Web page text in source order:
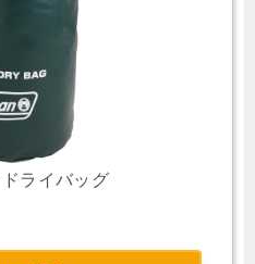
ライバッグ